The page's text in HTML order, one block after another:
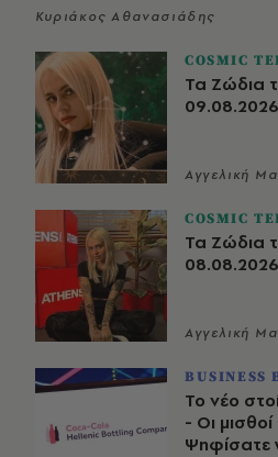
Κυριάκος Αθανασιάδης
COSMIC
Τα Ζώδια
09.08.2026
Αγγελική
COSMIC
Τα Ζώδια
08.08.2026
Αγγελική
BUSINESS
Το νέο
- Οι
Ψηφίσατε